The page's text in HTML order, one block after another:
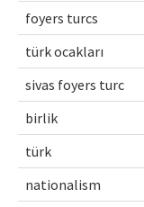
foyers turcs
türk ocakları
sivas foyers turc
birlik
türk
nationalism